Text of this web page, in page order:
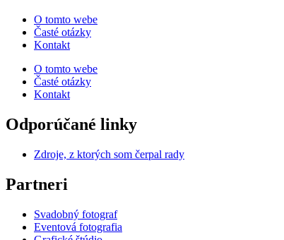
O tomto webe
Časté otázky
Kontakt
O tomto webe
Časté otázky
Kontakt
Odporúčané linky
Zdroje, z ktorých som čerpal rady
Partneri
Svadobný fotograf
Eventová fotografia